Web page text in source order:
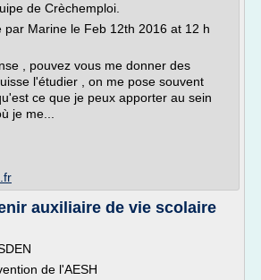
de Crèchemploi.
par Marine le Feb 12th 2016 at 12 h
, pouvez vous me donner des
l'étudier , on me pose souvent
ce que je peux apporter au sein
je me...
auxiliaire de vie scolaire
de l'AESH